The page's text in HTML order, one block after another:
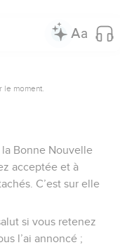
moment.
la Bonne Nouvelle
acceptée et à
C’est sur elle
si vous retenez
l’ai annoncé ;